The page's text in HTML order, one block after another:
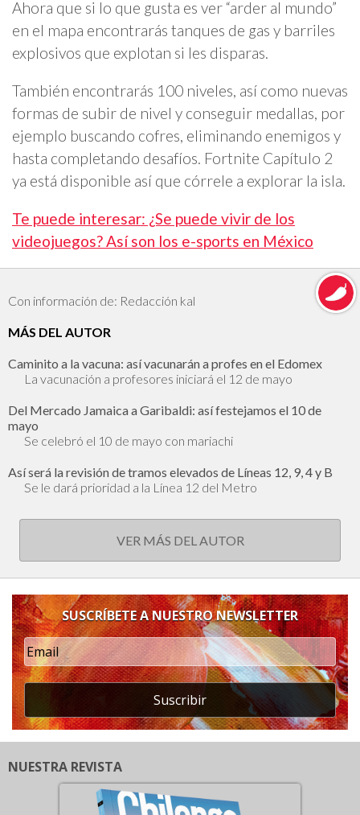
Ahora que si lo que gusta es ver “arder al mundo”
en el mapa encontrarás tanques de gas y barriles
explosivos que explotan si les disparas.
También encontrarás 100 niveles, así como nuevas
formas de subir de nivel y conseguir medallas, por
ejemplo buscando cofres, eliminando enemigos y
hasta completando desafíos. Fortnite Capítulo 2
ya está disponible así que córrele a explorar la isla.
Te puede interesar: ¿Se puede vivir de los
videojuegos? Así son los e-sports en México
Con información de: Redacción kal
MÁS DEL AUTOR
Caminito a la vacuna: así vacunarán a profes en el Edomex
La vacunación a profesores iniciará el 12 de mayo
Del Mercado Jamaica a Garibaldi: así festejamos el 10 de
mayo
Se celebró el 10 de mayo con mariachi
Así será la revisión de tramos elevados de Líneas 12, 9, 4 y B
Se le dará prioridad a la Línea 12 del Metro
VER MÁS DEL AUTOR
SUSCRÍBETE A NUESTRO NEWSLETTER
Suscribir
NUESTRA REVISTA